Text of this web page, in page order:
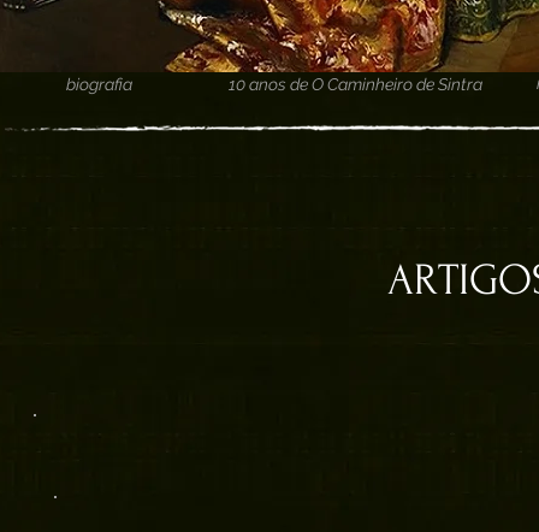
biografia 10 anos de O Caminheiro de Sintra